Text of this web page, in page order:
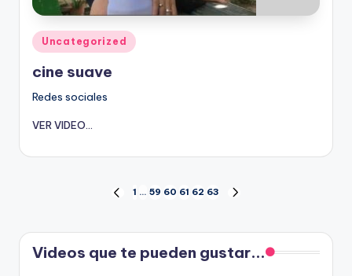
Publicado
en
Uncategorized
cine suave
Redes sociales
VER VIDEO...
Paginación
de
entradas
PÁGINA
1 … 59 60 61 62 63
Videos que te pueden gustar...